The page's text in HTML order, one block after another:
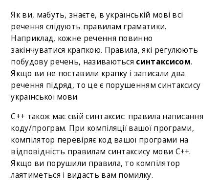
Як ви, мабуть, знаєте, в українській мові всі
речення слідують правилам граматики.
Наприклад, кожне речення повинно
закінчуватися крапкою. Правила, які регулюють
побудову речень, називаються синтаксисом.
Якщо ви не поставили крапку і записали два
речення підряд, то це є порушенням синтаксису
української мови.
C++ також має свій синтаксис: правила написання
коду/програм. При компіляції вашої програми,
компілятор перевіряє код вашої програми на
відповідність правилам синтаксису мови C++.
Якщо ви порушили правила, то компілятор
лаятиметься і видасть вам помилку.